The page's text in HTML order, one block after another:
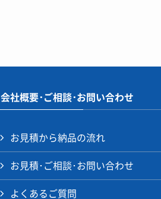
会社概要･ご相談･お問い合わせ
お見積から納品の流れ
お見積･ご相談･お問い合わせ
よくあるご質問